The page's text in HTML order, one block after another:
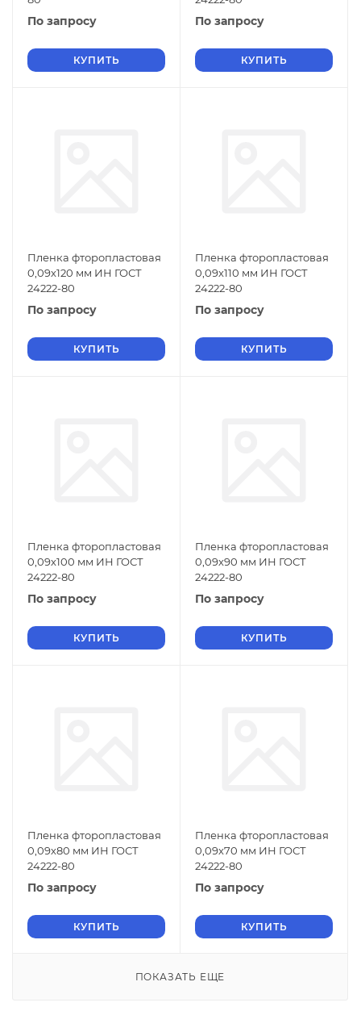
По запросу
КУПИТЬ
По запросу
КУПИТЬ
Пленка фторопластовая
0,09х120 мм ИН ГОСТ
24222-80
По запросу
КУПИТЬ
Пленка фторопластовая
0,09х110 мм ИН ГОСТ
24222-80
По запросу
КУПИТЬ
Пленка фторопластовая
0,09х100 мм ИН ГОСТ
24222-80
По запросу
КУПИТЬ
Пленка фторопластовая
0,09х90 мм ИН ГОСТ
24222-80
По запросу
КУПИТЬ
Пленка фторопластовая
0,09х80 мм ИН ГОСТ
24222-80
По запросу
КУПИТЬ
Пленка фторопластовая
0,09х70 мм ИН ГОСТ
24222-80
По запросу
КУПИТЬ
ПОКАЗАТЬ ЕЩЕ